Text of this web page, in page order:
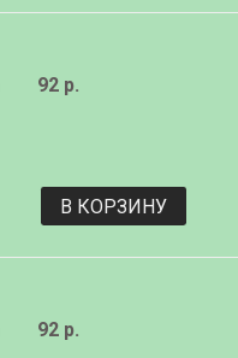
92 р.
В КОРЗИНУ
92 р.